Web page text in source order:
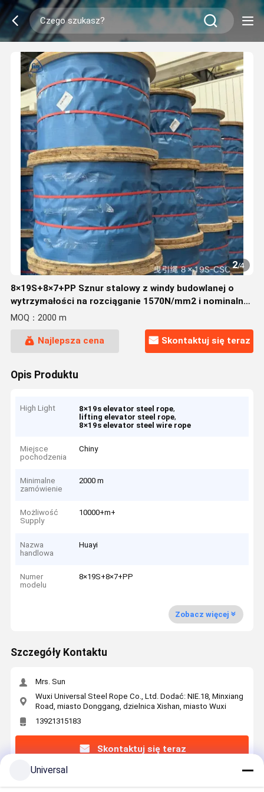
2/4
8×19S+8×7+PP Sznur stalowy z windy budowlanej o
wytrzymałości na rozciąganie 1570N/mm2 i nominalnej
średnicy 11 mm
MOQ：2000 m
Najlepsza cena Skontaktuj się teraz
Opis Produktu
High Light 8×19s elevator steel rope,
lifting elevator steel rope,
8×19s elevator steel wire rope
Miejsce
pochodzenia
Chiny
Minimalne
zamówienie
2000 m
Możliwość
Supply
10000+m+
Nazwa
handlowa
Huayi
Numer
modelu
8×19S+8×7+PP
Zobacz więcej
Szczegóły Kontaktu
Mrs. Sun
Wuxi Universal Steel Rope Co., Ltd. Dodać: NIE.18, Minxiang
Road, miasto Donggang, dzielnica Xishan, miasto Wuxi
13921315183
Skontaktuj się teraz
Universal